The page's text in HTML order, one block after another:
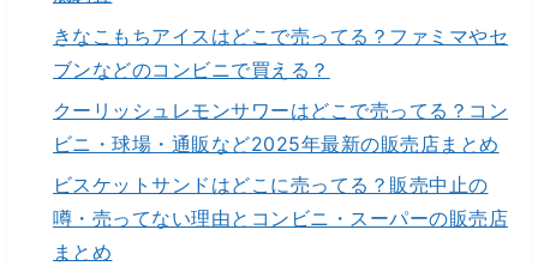
きなこもちアイスはどこで売ってる？ファミマやセ
ブンなどのコンビニで買える？
クーリッシュレモンサワーはどこで売ってる？コン
ビニ・球場・通販など2025年最新の販売店まとめ
ビスケットサンドはどこに売ってる？販売中止の
噂・売ってない理由とコンビニ・スーパーの販売店
まとめ